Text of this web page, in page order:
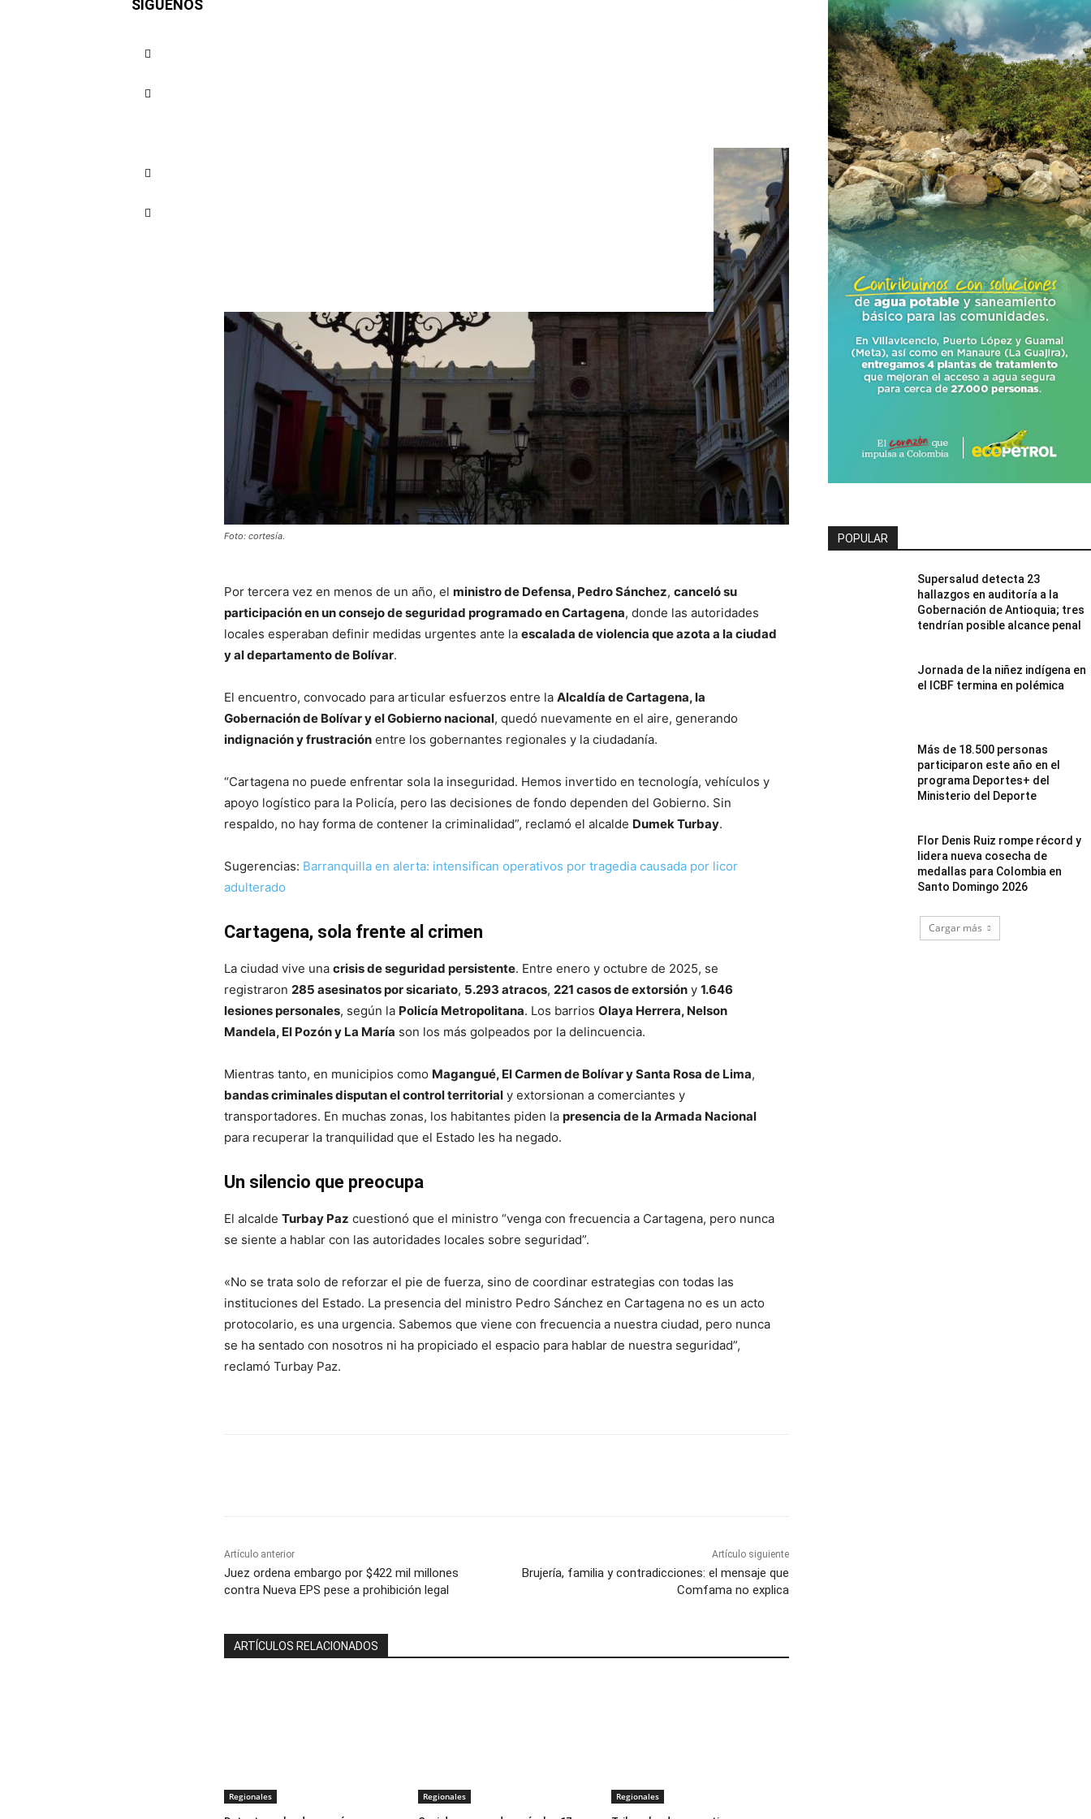
Foto: cortesía.
Por tercera vez en menos de un año, el ministro de Defensa, Pedro Sánchez, canceló su
participación en un consejo de seguridad programado en Cartagena, donde las autoridades
locales esperaban definir medidas urgentes ante la escalada de violencia que azota a la ciudad
y al departamento de Bolívar.
El encuentro, convocado para articular esfuerzos entre la Alcaldía de Cartagena, la
Gobernación de Bolívar y el Gobierno nacional, quedó nuevamente en el aire, generando
indignación y frustración entre los gobernantes regionales y la ciudadanía.
“Cartagena no puede enfrentar sola la inseguridad. Hemos invertido en tecnología, vehículos y
apoyo logístico para la Policía, pero las decisiones de fondo dependen del Gobierno. Sin
respaldo, no hay forma de contener la criminalidad”, reclamó el alcalde Dumek Turbay.
Sugerencias: Barranquilla en alerta: intensifican operativos por tragedia causada por licor
adulterado
Cartagena, sola frente al crimen
La ciudad vive una crisis de seguridad persistente. Entre enero y octubre de 2025, se
registraron 285 asesinatos por sicariato, 5.293 atracos, 221 casos de extorsión y 1.646
lesiones personales, según la Policía Metropolitana. Los barrios Olaya Herrera, Nelson
Mandela, El Pozón y La María son los más golpeados por la delincuencia.
Mientras tanto, en municipios como Magangué, El Carmen de Bolívar y Santa Rosa de Lima,
bandas criminales disputan el control territorial y extorsionan a comerciantes y
transportadores. En muchas zonas, los habitantes piden la presencia de la Armada Nacional
para recuperar la tranquilidad que el Estado les ha negado.
Un silencio que preocupa
El alcalde Turbay Paz cuestionó que el ministro “venga con frecuencia a Cartagena, pero nunca
se siente a hablar con las autoridades locales sobre seguridad”.
«No se trata solo de reforzar el pie de fuerza, sino de coordinar estrategias con todas las
instituciones del Estado. La presencia del ministro Pedro Sánchez en Cartagena no es un acto
protocolario, es una urgencia. Sabemos que viene con frecuencia a nuestra ciudad, pero nunca
se ha sentado con nosotros ni ha propiciado el espacio para hablar de nuestra seguridad”,
reclamó Turbay Paz.
Artículo anterior
Juez ordena embargo por $422 mil millones
contra Nueva EPS pese a prohibición legal
Artículo siguiente
Brujería, familia y contradicciones: el mensaje que
Comfama no explica
ARTÍCULOS RELACIONADOS
Regionales Regionales Regionales
POPULAR
Supersalud detecta 23
hallazgos en auditoría a la
Gobernación de Antioquia; tres
tendrían posible alcance penal
Jornada de la niñez indígena en
el ICBF termina en polémica
Más de 18.500 personas
participaron este año en el
programa Deportes+ del
Ministerio del Deporte
Flor Denis Ruiz rompe récord y
lidera nueva cosecha de
medallas para Colombia en
Santo Domingo 2026
Cargar más
SÍGUENOS